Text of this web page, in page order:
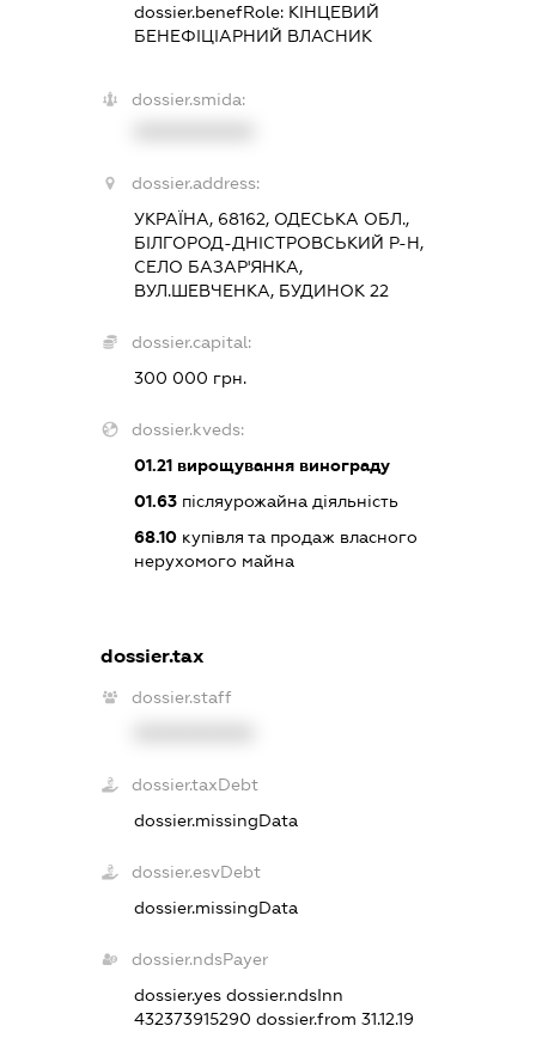
dossier.benefRole: КІНЦЕВИЙ
БЕНЕФІЦІАРНИЙ ВЛАСНИК
dossier.smida:
dossier.address:
УКРАЇНА, 68162, ОДЕСЬКА ОБЛ.,
БІЛГОРОД-ДНІСТРОВСЬКИЙ Р-Н,
СЕЛО БАЗАР'ЯНКА,
ВУЛ.ШЕВЧЕНКА, БУДИНОК 22
dossier.capital:
300 000 грн.
dossier.kveds:
01.21 вирощування винограду
01.63 післяурожайна діяльність
68.10 купівля та продаж власного
нерухомого майна
dossier.tax
dossier.staff
dossier.taxDebt
dossier.missingData
dossier.esvDebt
dossier.missingData
dossier.ndsPayer
dossier.yesdossier.ndsInn
432373915290dossier.from 31.12.19